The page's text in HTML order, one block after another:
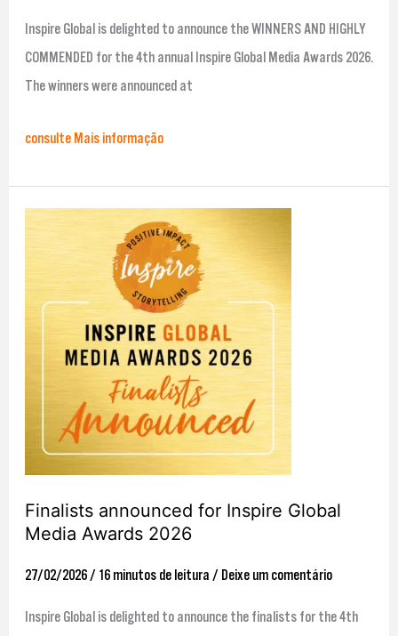
Inspire Global is delighted to announce the WINNERS AND HIGHLY
COMMENDED for the 4th annual Inspire Global Media Awards 2026.
The winners were announced at
consulte Mais informação
Finalists announced for Inspire Global
Media Awards 2026
27/02/2026 / 16 minutos de leitura / Deixe um comentário
Inspire Global is delighted to announce the finalists for the 4th
Finalists
Inspire